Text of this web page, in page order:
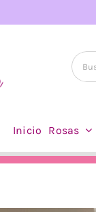
Inicio Rosas